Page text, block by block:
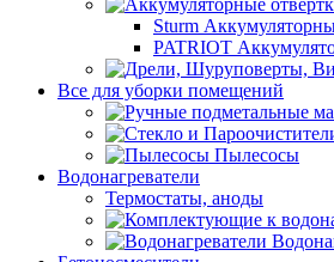
Sturm
PATRIOT
Все для уборки помещений
Пылесосы
Водонагреватели
Термостаты, аноды